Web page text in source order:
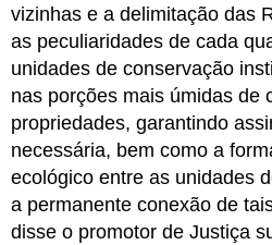
vizinhas e a delimitação das
as peculiaridades de cada
unidades de conservação
nas porções mais úmidas de
propriedades, garantindo
necessária, bem como a
ecológico entre as unidades
a permanente conexão de
disse o promotor de Justiça